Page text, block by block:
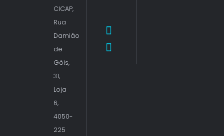
CICAP,
Rua
Damião
de
Góis,
31,
Loja
6,
4050-
225